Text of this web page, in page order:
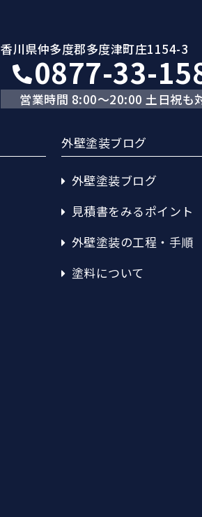
香川県仲多度郡多度津町庄1154-3
0877-33-
営業時間 8:00～20:00 土日祝も
外壁塗装ブログ
外壁塗装ブログ
見積書をみるポイント
外壁塗装の工程・手順
塗料について